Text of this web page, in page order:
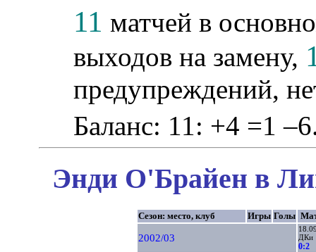
11 матчей в
выходов на замену,
предупреждений,
Баланс: 11: +4 =1
Энди О'Брайен в
Сезон: место, клуб Игры Голы
2002/03
ДКи
0:2